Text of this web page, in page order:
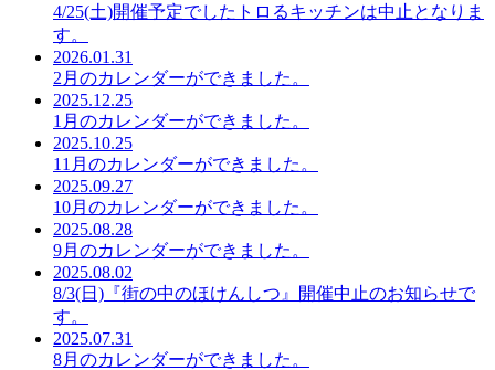
4/25(土)開催予定でしたトロるキッチンは中止となりま
す。
2026.01.31
2月のカレンダーができました。
2025.12.25
1月のカレンダーができました。
2025.10.25
11月のカレンダーができました。
2025.09.27
10月のカレンダーができました。
2025.08.28
9月のカレンダーができました。
2025.08.02
8/3(日)『街の中のほけんしつ』開催中止のお知らせで
す。
2025.07.31
8月のカレンダーができました。